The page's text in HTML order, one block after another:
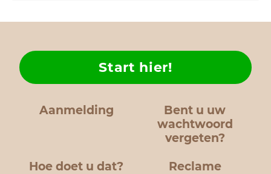
Aanmelding
Bent u uw
wachtwoord
vergeten?
Hoe doet u dat?
Start hier!
Reclame